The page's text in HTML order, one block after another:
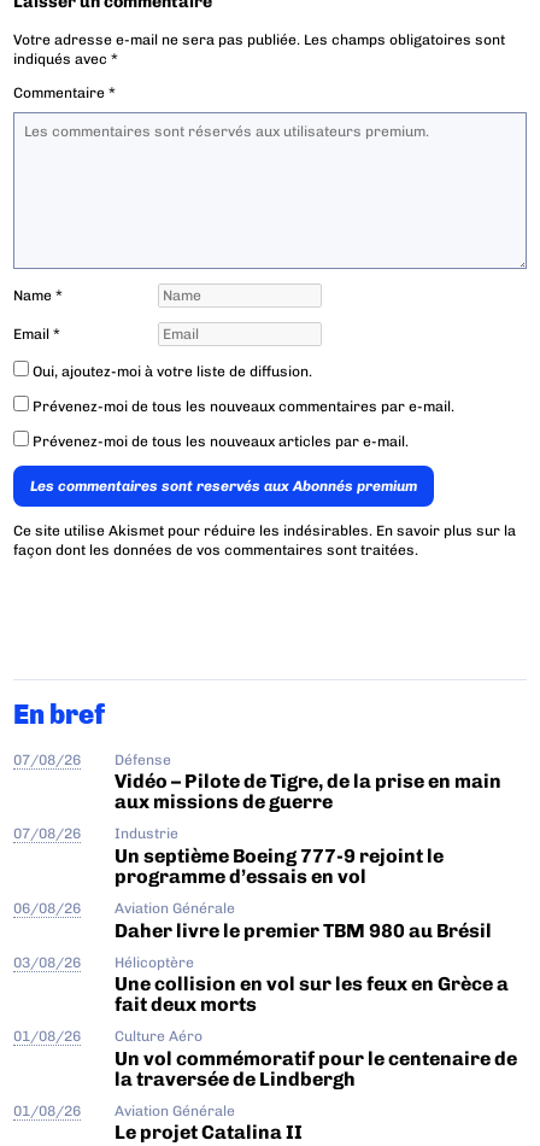
Votre adresse e-mail ne sera pas publiée. Les champs obligatoires sont
indiqués avec*
Commentaire*
Name*
Email*
Oui, ajoutez-moi à votre liste de diffusion.
Prévenez-moi de tous les nouveaux commentaires par e-mail.
Prévenez-moi de tous les nouveaux articles par e-mail.
Les commentaires sont reservés aux Abonnés premium
Ce site utilise Akismet pour réduire les indésirables. En savoir plus sur la
façon dont les données de vos commentaires sont traitées.
En bref
07/08/26 Défense
Vidéo – Pilote de Tigre, de la prise en main
aux missions de guerre
07/08/26 Industrie
Un septième Boeing 777-9 rejoint le
programme d’essais en vol
06/08/26 Aviation Générale
Daher livre le premier TBM 980 au Brésil
03/08/26 Hélicoptère
Une collision en vol sur les feux en Grèce a
fait deux morts
01/08/26 Culture Aéro
Un vol commémoratif pour le centenaire de
la traversée de Lindbergh
01/08/26 Aviation Générale
Le projet Catalina II